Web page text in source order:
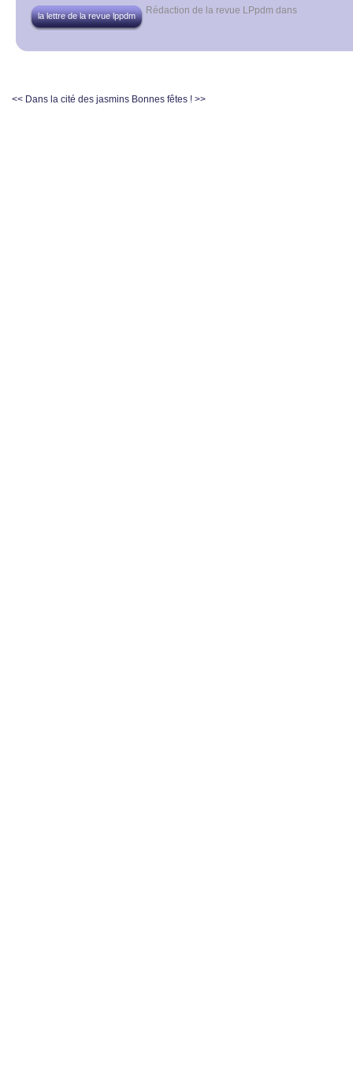
Rédaction de la revue LPpdm dans
la lettre de la revue lppdm
<< Dans la cité des jasmins Bonnes fêtes ! >>